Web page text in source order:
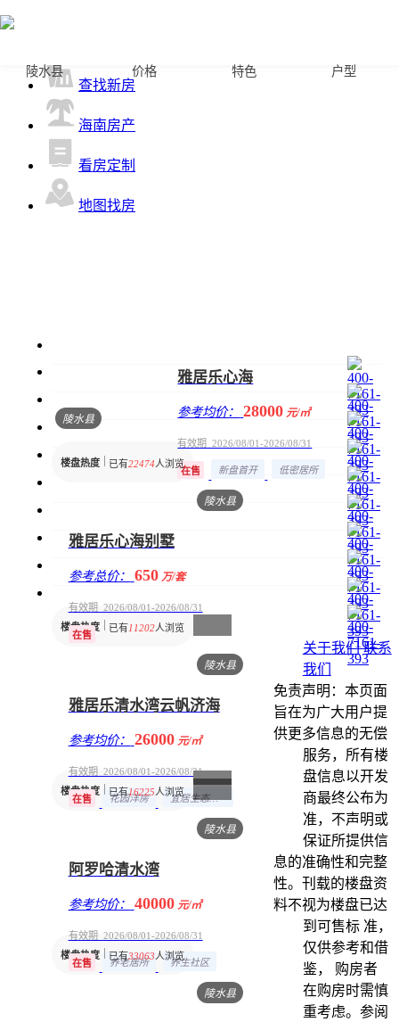
查找新房
海南房产
看房定制
地图找房
陵水县 价格 特色 户型
陵水县
雅居乐心海
参考均价： 28000 元/㎡
有效期 2026/08/01-2026/08/31
在售 新盘首开 低密居所
楼盘热度 已有22474人浏览
陵水县
雅居乐心海别墅
参考总价： 650 万/套
有效期 2026/08/01-2026/08/31
在售
楼盘热度 已有11202人浏览
陵水县
雅居乐清水湾云帆济海
参考均价： 26000 元/㎡
有效期 2026/08/01-2026/08/31
在售 花园洋房 宜居生态地产
楼盘热度 已有16225人浏览
陵水县
阿罗哈清水湾
参考均价： 40000 元/㎡
有效期 2026/08/01-2026/08/31
在售 养老居所 养生社区
楼盘热度 已有33063人浏览
陵水县
关于我们 联系
我们
免责声明：本页面
旨在为广大用户提
供更多信息的无偿
服务，所有楼
盘信息以开发
商最终公布为
准，不声明或
保证所提供信
息的准确性和完整
性。刊载的楼盘资
料不视为楼盘已达
到可售标 准，
仅供参考和借
鉴， 购房者
在购房时需慎
重考虑。参阅